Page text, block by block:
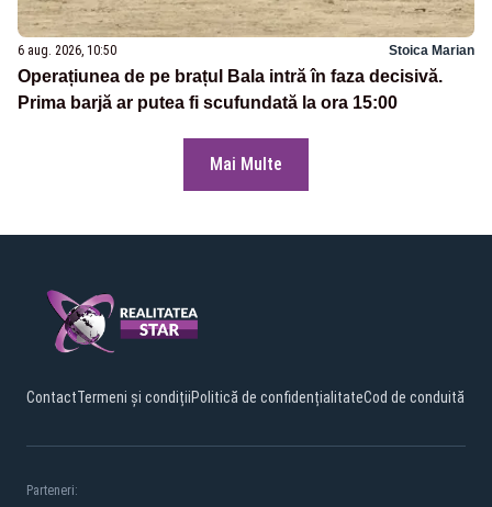
6 aug. 2026, 10:50 Stoica Marian
Operațiunea de pe brațul Bala intră în faza decisivă.
Prima barjă ar putea fi scufundată la ora 15:00
Mai Multe
ContactTermeni și condițiiPolitică de confidențialitateCod de conduită
Parteneri: